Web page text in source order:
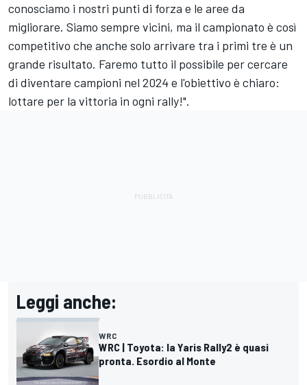
conosciamo i nostri punti di forza e le aree da
migliorare. Siamo sempre vicini, ma il campionato è così
competitivo che anche solo arrivare tra i primi tre è un
grande risultato. Faremo tutto il possibile per cercare
di diventare campioni nel 2024 e l'obiettivo è chiaro:
lottare per la vittoria in ogni rally!".
Leggi anche:
WRC
WRC | Toyota: la Yaris Rally2 è quasi
pronta. Esordio al Monte